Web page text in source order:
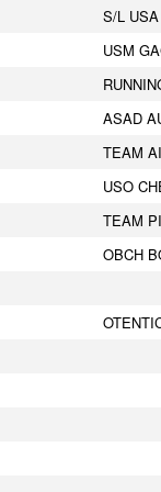
S/L
USM
ASAD
TEAM
USO
TEAM
OBCH